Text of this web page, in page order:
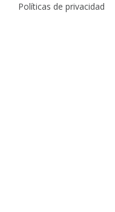
Políticas de privacidad